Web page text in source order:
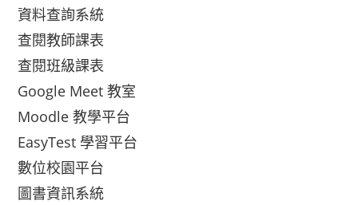
資料查詢系統
查閱教師課表
查閱班級課表
Google Meet 教室
Moodle 教學平台
EasyTest 學習平台
數位校園平台
圖書資訊系統